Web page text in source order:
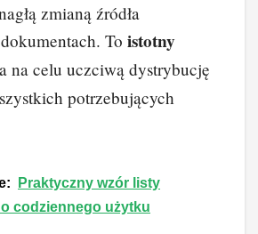
zmianą źródła
To istotny
na celu uczciwą dystrybucję
potrzebujących
Praktyczny wzór listy
codziennego użytku